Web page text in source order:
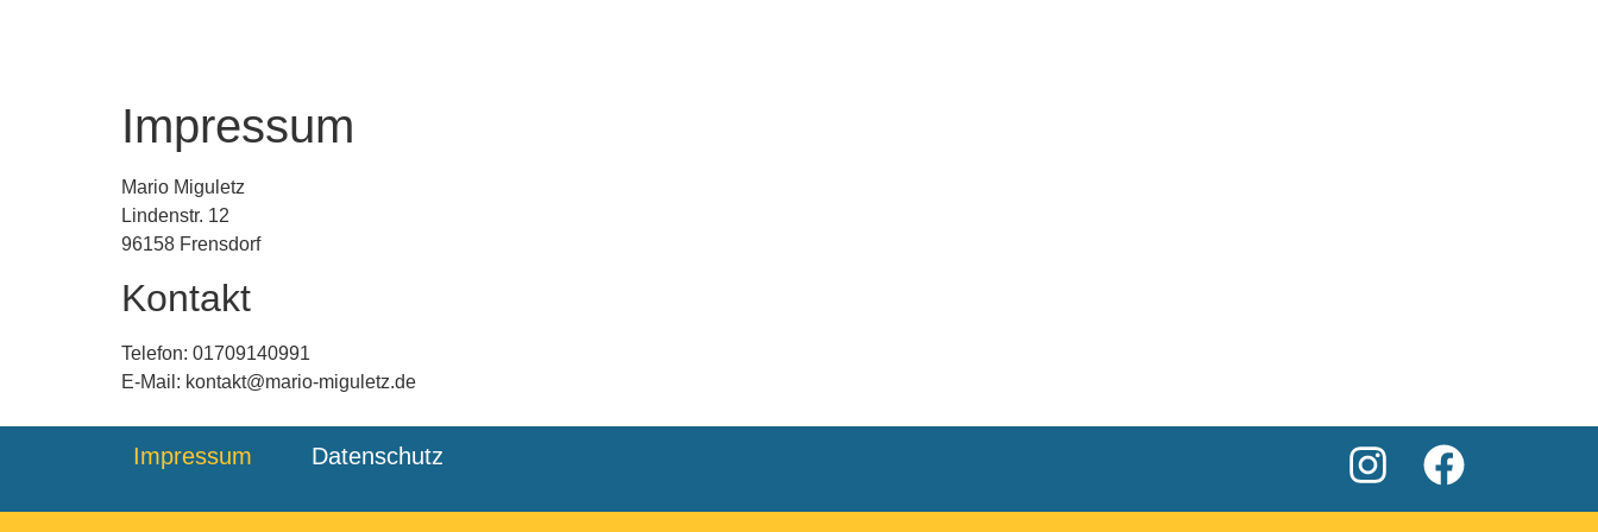
Impressum
Mario Miguletz
Lindenstr. 12
96158 Frensdorf
Kontakt
Telefon: 01709140991
E-Mail: kontakt@mario-miguletz.de
Impressum Datenschutz